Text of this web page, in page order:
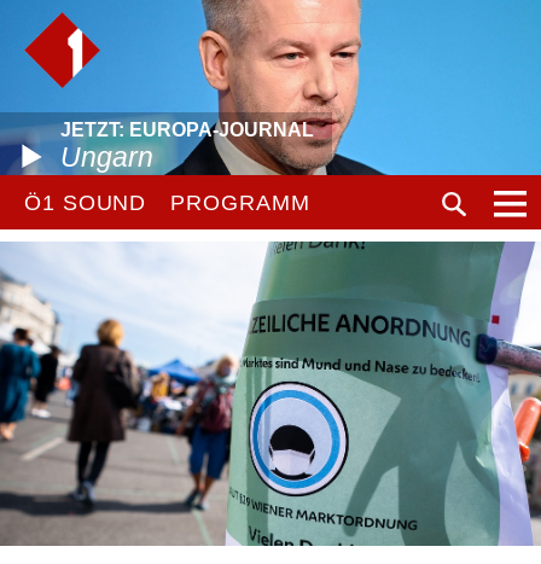
JETZT: EUROPA-JOURNAL
Ungarn
Ö1 SOUND PROGRAMM